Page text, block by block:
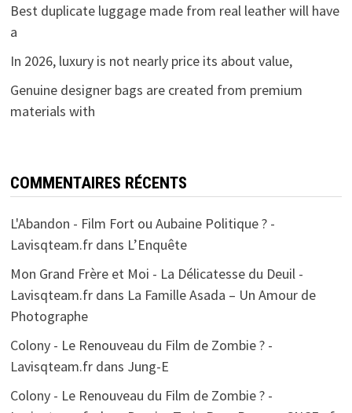
Best duplicate luggage made from real leather will have
a
In 2026, luxury is not nearly price its about value,
Genuine designer bags are created from premium
materials with
COMMENTAIRES RÉCENTS
L'Abandon - Film Fort ou Aubaine Politique ? -
Lavisqteam.frdans L’Enquête
Mon Grand Frère et Moi - La Délicatesse du Deuil -
Lavisqteam.frdans La Famille Asada – Un Amour de
Photographe
Colony - Le Renouveau du Film de Zombie ? -
Lavisqteam.frdans Jung-E
Colony - Le Renouveau du Film de Zombie ? -